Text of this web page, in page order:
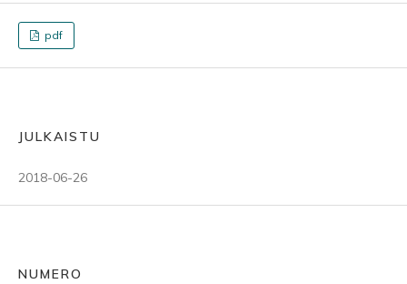
pdf
JULKAISTU
2018-06-26
NUMERO